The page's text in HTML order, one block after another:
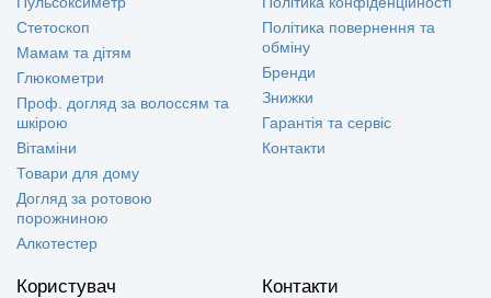
Стетоскоп
Мамам та дітям
Глюкометри
Проф. догляд за волоссям та
шкірою
Вітаміни
Товари для дому
Догляд за ротовою
порожниною
Алкотестер
Політика повернення та
обміну
Бренди
Знижки
Гарантія та сервіс
Контакти
Користувач Контакти